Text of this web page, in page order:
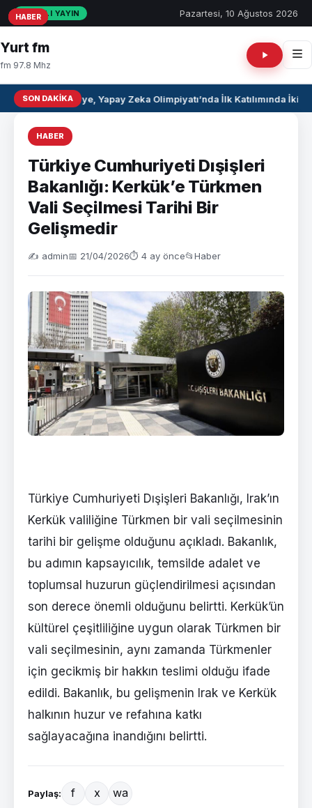
CANLI YAYIN Pazartesi, 10 Ağustos 2026
Yurt fm
fm 97.8 Mhz
SON DAKIKASuriye, Yapay Zeka Olimpiyatı’nda İlk Katılımında İki
HABER
Türkiye Cumhuriyeti Dışişleri
Bakanlığı: Kerkük’e Türkmen
Vali Seçilmesi Tarihi Bir
Gelişmedir
✍️ admin📅 21/04/2026⏱ 4 ay önce📂Haber
Türkiye Cumhuriyeti Dışişleri Bakanlığı, Irak’ın
Kerkük valiliğine Türkmen bir vali seçilmesinin
tarihi bir gelişme olduğunu açıkladı. Bakanlık,
bu adımın kapsayıcılık, temsilde adalet ve
toplumsal huzurun güçlendirilmesi açısından
son derece önemli olduğunu belirtti. Kerkük’ün
kültürel çeşitliliğine uygun olarak Türkmen bir
vali seçilmesinin, aynı zamanda Türkmenler
için gecikmiş bir hakkın teslimi olduğu ifade
edildi. Bakanlık, bu gelişmenin Irak ve Kerkük
halkının huzur ve refahına katkı
sağlayacağına inandığını belirtti.
Paylaş: f x wa
HABER
HABER
HABER